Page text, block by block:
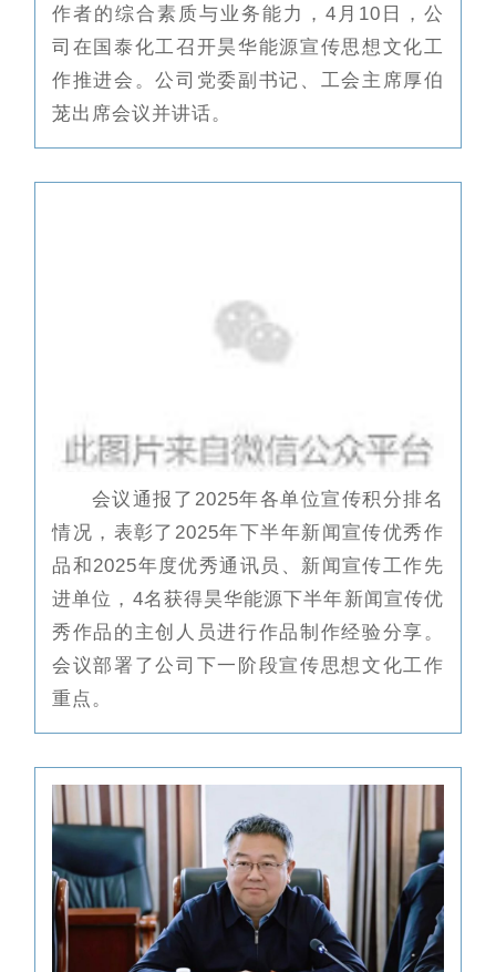
作者的综合素质与业务能力，4月10日，公
司在国泰化工召开昊华能源宣传思想文化工
作推进会。公司党委副书记、工会主席厚伯
茏出席会议并讲话。
会议通报了2025年各单位宣传积分排名
情况，表彰了2025年下半年新闻宣传优秀作
品和2025年度优秀通讯员、新闻宣传工作先
进单位 ，4名获得昊华能源下半年新闻宣传优
秀作品的主创人员进行作品制作经验分享。
会议部署了公司下一阶段宣传思想文化工作
重点。